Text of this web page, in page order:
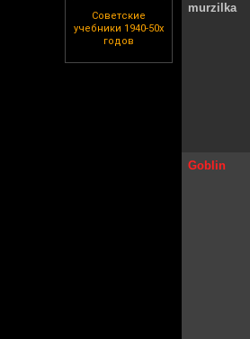
Советские
учебники 1940-50х
годов
murzilka
Goblin